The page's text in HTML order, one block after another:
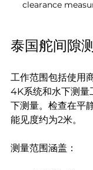
clearance
泰国舵间隙
工作范围包括使用
4K系统和水下测量
下测量。检查在平
能见度约为2米。
测量范围涵盖：